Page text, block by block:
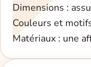
Dimensions :
Couleurs et
Matériaux : une